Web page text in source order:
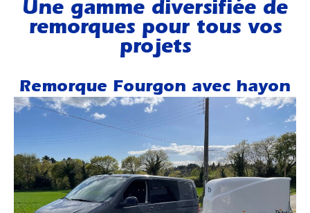
Une gamme diversifiée de
remorques pour tous vos
projets
Remorque Fourgon avec hayon